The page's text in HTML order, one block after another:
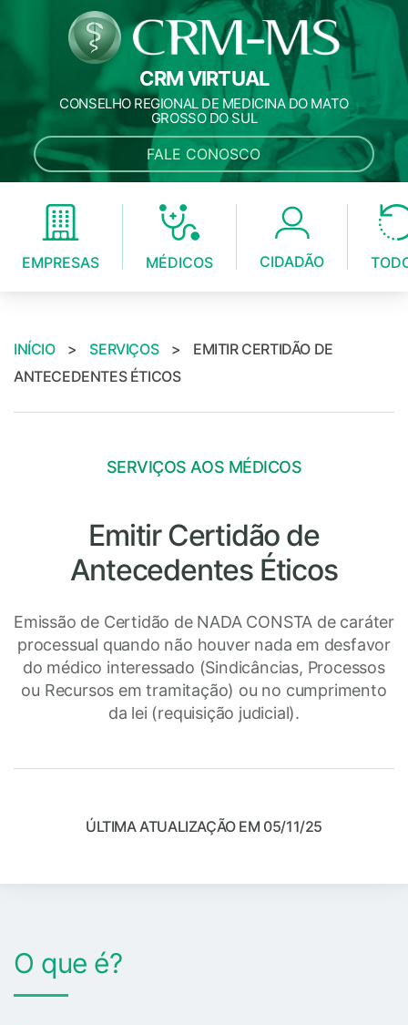
CRM VIRTUAL
CONSELHO REGIONAL DE MEDICINA DO MATO
GROSSO DO SUL
FALE CONOSCO
EMPRESAS MÉDICOS CIDADÃO
INÍCIO > SERVIÇOS >
EMITIR CERTIDÃO DE
ANTECEDENTES ÉTICOS
SERVIÇOS AOS MÉDICOS
Emitir Certidão de
Antecedentes Éticos
Emissão de Certidão de NADA CONSTA de caráter
processual quando não houver nada em desfavor
do médico interessado (Sindicâncias, Processos
ou Recursos em tramitação) ou no cumprimento
da lei (requisição judicial).
ÚLTIMA ATUALIZAÇÃO EM 05/11/25
O que é?